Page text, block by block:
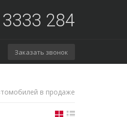
3333 284
Заказать звонок
в продаже